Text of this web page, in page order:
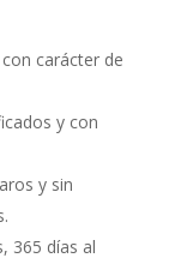
carácter de
y con
y sin
365 días al